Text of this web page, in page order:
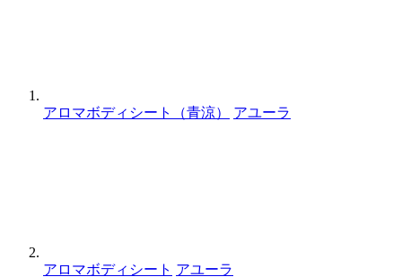
アロマボディシート（青涼） アユーラ
アロマボディシート アユーラ